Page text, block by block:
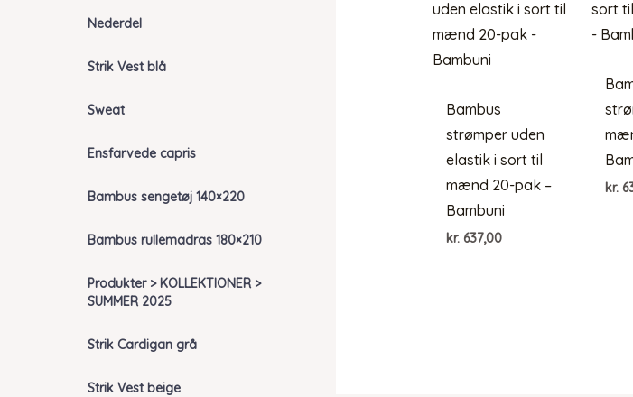
Nederdel
Strik Vest blå
Sweat
Ensfarvede capris
Bambus sengetøj 140×220
Bambus rullemadras 180×210
Produkter > KOLLEKTIONER >
SUMMER 2025
Strik Cardigan grå
Strik Vest beige
Bambus
strømper uden
elastik i sort til
mænd 20-pak –
Bambuni
kr.637,00
kr.